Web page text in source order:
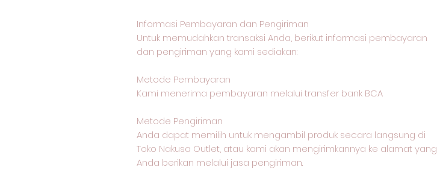
Informasi Pembayaran dan Pengiriman
Untuk memudahkan transaksi Anda, berikut informasi pembayaran
dan pengiriman yang kami sediakan:
Metode Pembayaran
Kami menerima pembayaran melalui transfer bank BCA
Metode Pengiriman
Anda dapat memilih untuk mengambil produk secara langsung di
Toko Nakusa Outlet, atau kami akan mengirimkannya ke alamat yang
Anda berikan melalui jasa pengiriman.